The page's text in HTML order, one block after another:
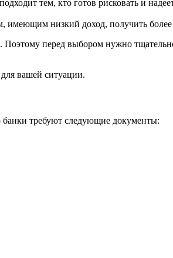
тем, кто готов рисковать и
низкий доход, получить
перед выбором нужно
вашей ситуации.
требуют следующие документы: